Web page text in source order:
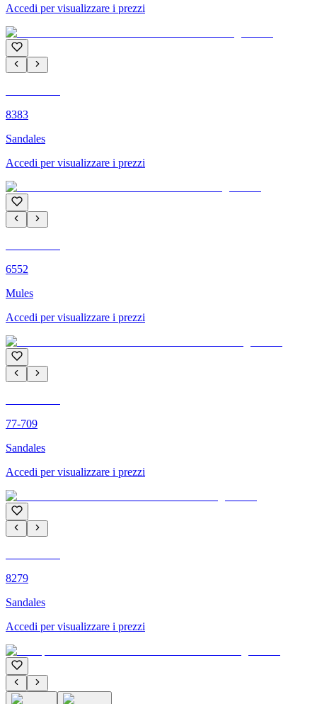
Accedi per visualizzare i prezzi
8383
Sandales
Accedi per visualizzare i prezzi
6552
Mules
Accedi per visualizzare i prezzi
77-709
Sandales
Accedi per visualizzare i prezzi
8279
Sandales
Accedi per visualizzare i prezzi